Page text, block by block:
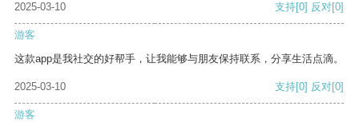
2025-03-10 支持[0] 反对[0]
游客
这款app是我社交的好帮手，让我能够与朋友保持联系，分享生活点滴。
2025-03-10 支持[0] 反对[0]
游客